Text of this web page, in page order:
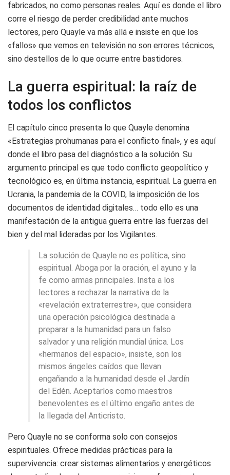
fabricados, no como personas reales. Aquí es donde el libro
corre el riesgo de perder credibilidad ante muchos
lectores, pero Quayle va más allá e insiste en que los
«fallos» que vemos en televisión no son errores técnicos,
sino destellos de lo que ocurre entre bastidores.
La guerra espiritual: la raíz de
todos los conflictos
El capítulo cinco presenta lo que Quayle denomina
«Estrategias prohumanas para el conflicto final», y es aquí
donde el libro pasa del diagnóstico a la solución. Su
argumento principal es que todo conflicto geopolítico y
tecnológico es, en última instancia, espiritual. La guerra en
Ucrania, la pandemia de la COVID, la imposición de los
documentos de identidad digitales… todo ello es una
manifestación de la antigua guerra entre las fuerzas del
bien y del mal lideradas por los Vigilantes.
La solución de Quayle no es política, sino
espiritual. Aboga por la oración, el ayuno y la
fe como armas principales. Insta a los
lectores a rechazar la narrativa de la
«revelación extraterrestre», que considera
una operación psicológica destinada a
preparar a la humanidad para un falso
salvador y una religión mundial única. Los
«hermanos del espacio», insiste, son los
mismos ángeles caídos que llevan
engañando a la humanidad desde el Jardín
del Edén. Aceptarlos como maestros
benevolentes es el último engaño antes de
la llegada del Anticristo.
Pero Quayle no se conforma solo con consejos
espirituales. Ofrece medidas prácticas para la
supervivencia: crear sistemas alimentarios y energéticos